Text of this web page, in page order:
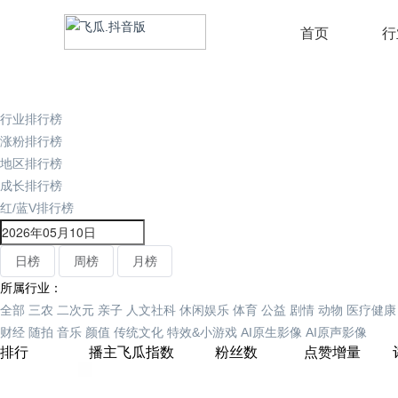
首页
行业排行榜
涨粉排行榜
地区排行榜
成长排行榜
红/蓝V排行榜
日榜 周榜
月榜
所属行业：
全部 三农 二次元 亲子 人文社科 休闲娱乐 体育 公益 剧情 动物 医疗健康
财经 随拍 音乐 颜值 传统文化 特效&小游戏 AI原生影像 AI原声影像
排行 播主飞瓜指数 粉丝数 点赞增量